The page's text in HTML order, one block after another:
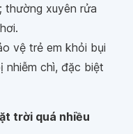
thường xuyên rửa
vệ trẻ em khỏi bụi
chì, đặc biệt
trời quá nhiều